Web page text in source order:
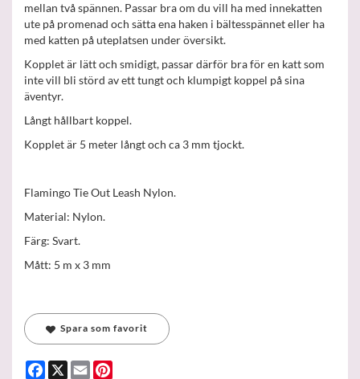
mellan två spännen. Passar bra om du vill ha med innekatten
ute på promenad och sätta ena haken i bältesspännet eller ha
med katten på uteplatsen under översikt.
Kopplet är lätt och smidigt, passar därför bra för en katt som
inte vill bli störd av ett tungt och klumpigt koppel på sina
äventyr.
Långt hållbart koppel.
Kopplet är 5 meter långt och ca 3 mm tjockt.
Flamingo Tie Out Leash Nylon.
Material: Nylon.
Färg: Svart.
Mått: 5 m x 3 mm
Spara som favorit
Facebook
X Email